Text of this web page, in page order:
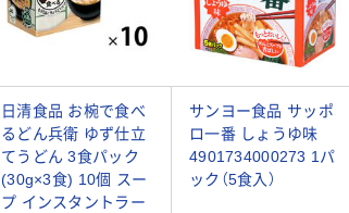
日清食品 お椀で食べ
るどん兵衛 ゆず仕立
てうどん 3食パック
(30g×3食) 10個 スー
プ インスタントラー
サンヨー食品 サッポ
ロ一番 しょうゆ味
4901734000273 1パ
ック（5食入）